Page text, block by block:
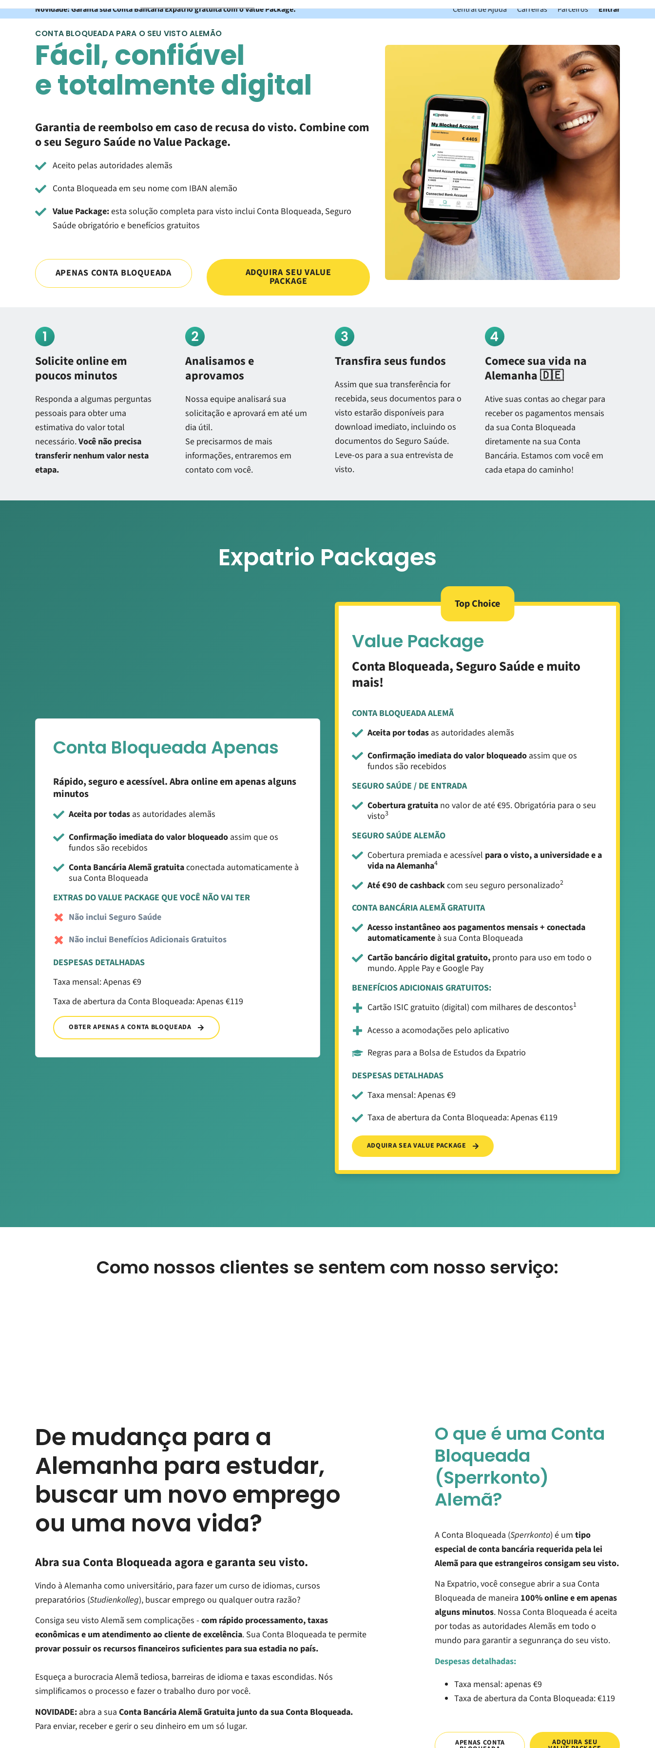
Novidade: Garanta sua Conta Bancária Expatrio gratuita com o Value Package. Central de Ajuda Carreiras Parceiros Entrar
CONTA BLOQUEADA PARA O SEU VISTO ALEMÃO
Fácil, confiável
e totalmente digital
Garantia de reembolso em caso de recusa do visto. Combine com
o seu Seguro Saúde no Value Package.
Aceito pelas autoridades alemãs
Conta Bloqueada em seu nome com IBAN alemão
Value Package:esta solução completa para visto inclui Conta Bloqueada, Seguro
Saúde obrigatório e benefícios gratuitos
APENAS CONTA BLOQUEADA ADQUIRA SEU VALUE
PACKAGE
Solicite online em
poucos minutos
Responda a algumas perguntas
pessoais para obter uma
estimativa do valor total
necessário.Você não precisa
transferir nenhum valor nesta
etapa.
Analisamos e
aprovamos
Nossa equipe analisará sua
solicitação e aprovará em até um
dia útil.
Se precisarmos de mais
informações, entraremos em
contato com você.
Transfira seus fundos
Assim que sua transferência for
recebida, seus documentos para o
visto estarão disponíveis para
download imediato, incluindo os
documentos do Seguro Saúde.
Leve-os para a sua entrevista de
visto.
Comece sua vida na
Alemanha 🇩🇪
Ative suas contas ao chegar para
receber os pagamentos mensais
da sua Conta Bloqueada
diretamente na sua Conta
Bancária. Estamos com você em
cada etapa do caminho!
Expatrio Packages
Conta Bloqueada Apenas
Rápido, seguro e acessível. Abra online em apenas alguns
minutos
Aceita por todas as autoridades alemãs
Confirmação imediata do valor bloqueadoassim que os
fundos são recebidos
Conta Bancária Alemã gratuitaconectada automaticamente à
sua Conta Bloqueada
EXTRAS DO VALUE PACKAGE QUE VOCÊ NÃO VAI TER
Não inclui Seguro Saúde
Não inclui Benefícios Adicionais Gratuitos
DESPESAS DETALHADAS
Taxa mensal: Apenas €9
Taxa de abertura da Conta Bloqueada: Apenas €119
OBTER APENAS A CONTA BLOQUEADA
Top Choice
Value Package
Conta Bloqueada, Seguro Saúde e muito
mais!
CONTA BLOQUEADA ALEMÃ
Aceita por todasas autoridades alemãs
Confirmação imediata do valor bloqueadoassim que os
fundos são recebidos
SEGURO SAÚDE / DE ENTRADA
Cobertura gratuita no valor de até €95. Obrigatória para o seu
visto3
SEGURO SAÚDE ALEMÃO
Cobertura premiada e acessível para o visto, a universidade e a
vida na Alemanha4
Até €90 de cashbackcom seu seguro personalizado2
CONTA BANCÁRIA ALEMÃ GRATUITA
Acesso instantâneo aos pagamentos mensais + conectada
automaticamente à sua Conta Bloqueada
Cartão bancário digital gratuito, pronto para uso em todo o
mundo. Apple Pay e Google Pay
BENEFÍCIOS ADICIONAIS GRATUITOS:
Cartão ISIC gratuito (digital) com milhares de descontos1
Acesso a acomodações pelo aplicativo
Regras para a Bolsa de Estudos da Expatrio
DESPESAS DETALHADAS
Taxa mensal: Apenas €9
Taxa de abertura da Conta Bloqueada: Apenas €119
ADQUIRA SEA VALUE PACKAGE
Como nossos clientes se sentem com nosso serviço:
De mudança para a
Alemanha para estudar,
buscar um novo emprego
ou uma nova vida?
Abra sua Conta Bloqueada agora e garanta seu visto.
Vindo à Alemanha como universitário, para fazer um curso de idiomas, cursos
preparatórios (Studienkolleg), buscar emprego ou qualquer outra razão?
Consiga seu visto Alemã sem complicações - com rápido processamento, taxas
econômicas e um atendimento ao cliente de excelência. Sua Conta Bloqueada te permite
provar possuir os recursos financeiros suficientes para sua estadia no país.
Esqueça a burocracia Alemã tediosa, barreiras de idioma e taxas escondidas. Nós
simplificamos o processo e fazer o trabalho duro por você.
NOVIDADE: abra a sua Conta Bancária Alemã Gratuita junto da sua Conta Bloqueada.
Para enviar, receber e gerir o seu dinheiro em um só lugar.
O que é uma Conta
Bloqueada
(Sperrkonto)
Alemã?
A Conta Bloqueada (Sperrkonto) é um tipo
especial de conta bancária requerida pela lei
Alemã para que estrangeiros consigam seu visto.
Na Expatrio, você consegue abrir a sua Conta
Bloqueada de maneira 100% online e em apenas
alguns minutos. Nossa Conta Bloqueada é aceita
por todas as autoridades Alemãs em todo o
mundo para garantir a segunrança do seu visto.
Despesas detalhadas:
Taxa mensal: apenas €9
Taxa de abertura da Conta Bloqueada: €119
APENAS CONTA ADQUIRA SEU